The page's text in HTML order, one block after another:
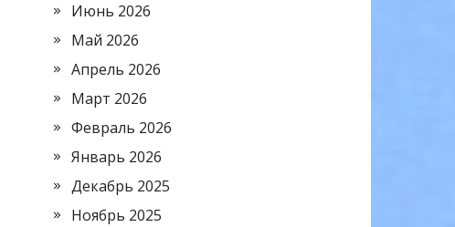
Июнь 2026
Май 2026
Апрель 2026
Март 2026
Февраль 2026
Январь 2026
Декабрь 2025
Ноябрь 2025